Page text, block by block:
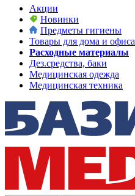
Акции
Новинки
Предметы гигиены
Товары для дома и офиса
Расходные материалы
Дез.средства, баки
Медицинская одежда
Медицинская техника